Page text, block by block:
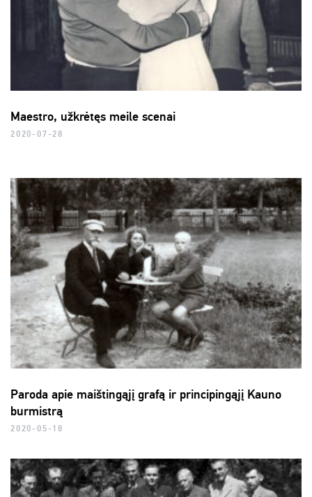
Maestro, užkrėtęs meile scenai
2020-07-28
Paroda apie maištingąjį grafą ir principingąjį Kauno
burmistrą
2020-05-18